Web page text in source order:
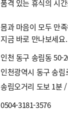
품격 있는 휴식의 시
몸과 마음이 모두 만
지금 바로 만나보세요.
인천 동구 송림동 50-
인천광역시 동구 송림
송림오거리 도보 1분
0504-3181-3576